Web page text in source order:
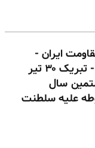
ایران -
مسئول شورا - تبریک ۳۰ تیر
سال
علیه سلطنت